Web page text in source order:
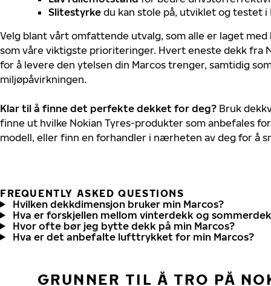
Slitestyrke du kan stole på, utviklet og testet i
Velg blant vårt omfattende utvalg, som alle er laget
som våre viktigste prioriteringer. Hvert eneste dekk fra
for å levere den ytelsen din Marcos trenger, samtidig
miljøpåvirkningen.
Klar til å finne det perfekte dekket for deg? Bruk
finne ut hvilke Nokian Tyres-produkter som anbefales
modell, eller finn en forhandler i nærheten av deg for å
FREQUENTLY ASKED QUESTIONS
Hvilken dekkdimensjon bruker min Marcos?
Hva er forskjellen mellom vinterdekk og
Hvor ofte bør jeg bytte dekk på min Marcos?
Hva er det anbefalte lufttrykket for min Marcos?
GRUNNER TIL Å TRO PÅ